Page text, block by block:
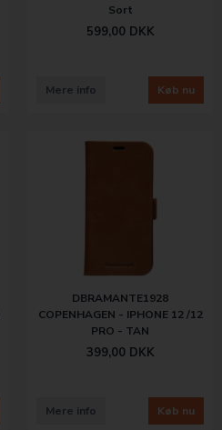
Sort
599,00 DKK
Køb nu
Mere info
DBRAMANTE1928
COPENHAGEN - IPHONE 12 /12
PRO - TAN
399,00 DKK
Køb nu
Mere info